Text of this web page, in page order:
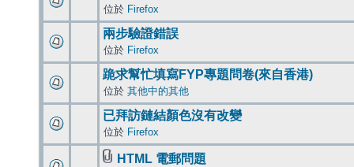
位於 Firefox
兩步驗證錯誤
位於 Firefox
跪求幫忙填寫FYP專題問卷(來自香港)
位於 其他中的其他
已拜訪鏈結顏色沒有改變
位於 Firefox
HTML 電郵問題